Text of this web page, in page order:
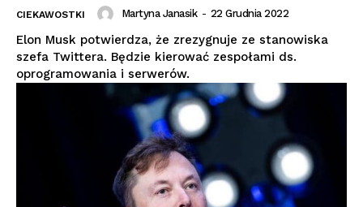
CIEKAWOSTKI Martyna Janasik - 22 Grudnia 2022
Elon Musk potwierdza, że zrezygnuje ze stanowiska
szefa Twittera. Będzie kierować zespołami ds.
oprogramowania i serwerów.